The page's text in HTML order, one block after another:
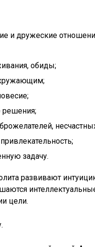
и дружеские
обиды;
решения;
задачу.
развивают
цели.